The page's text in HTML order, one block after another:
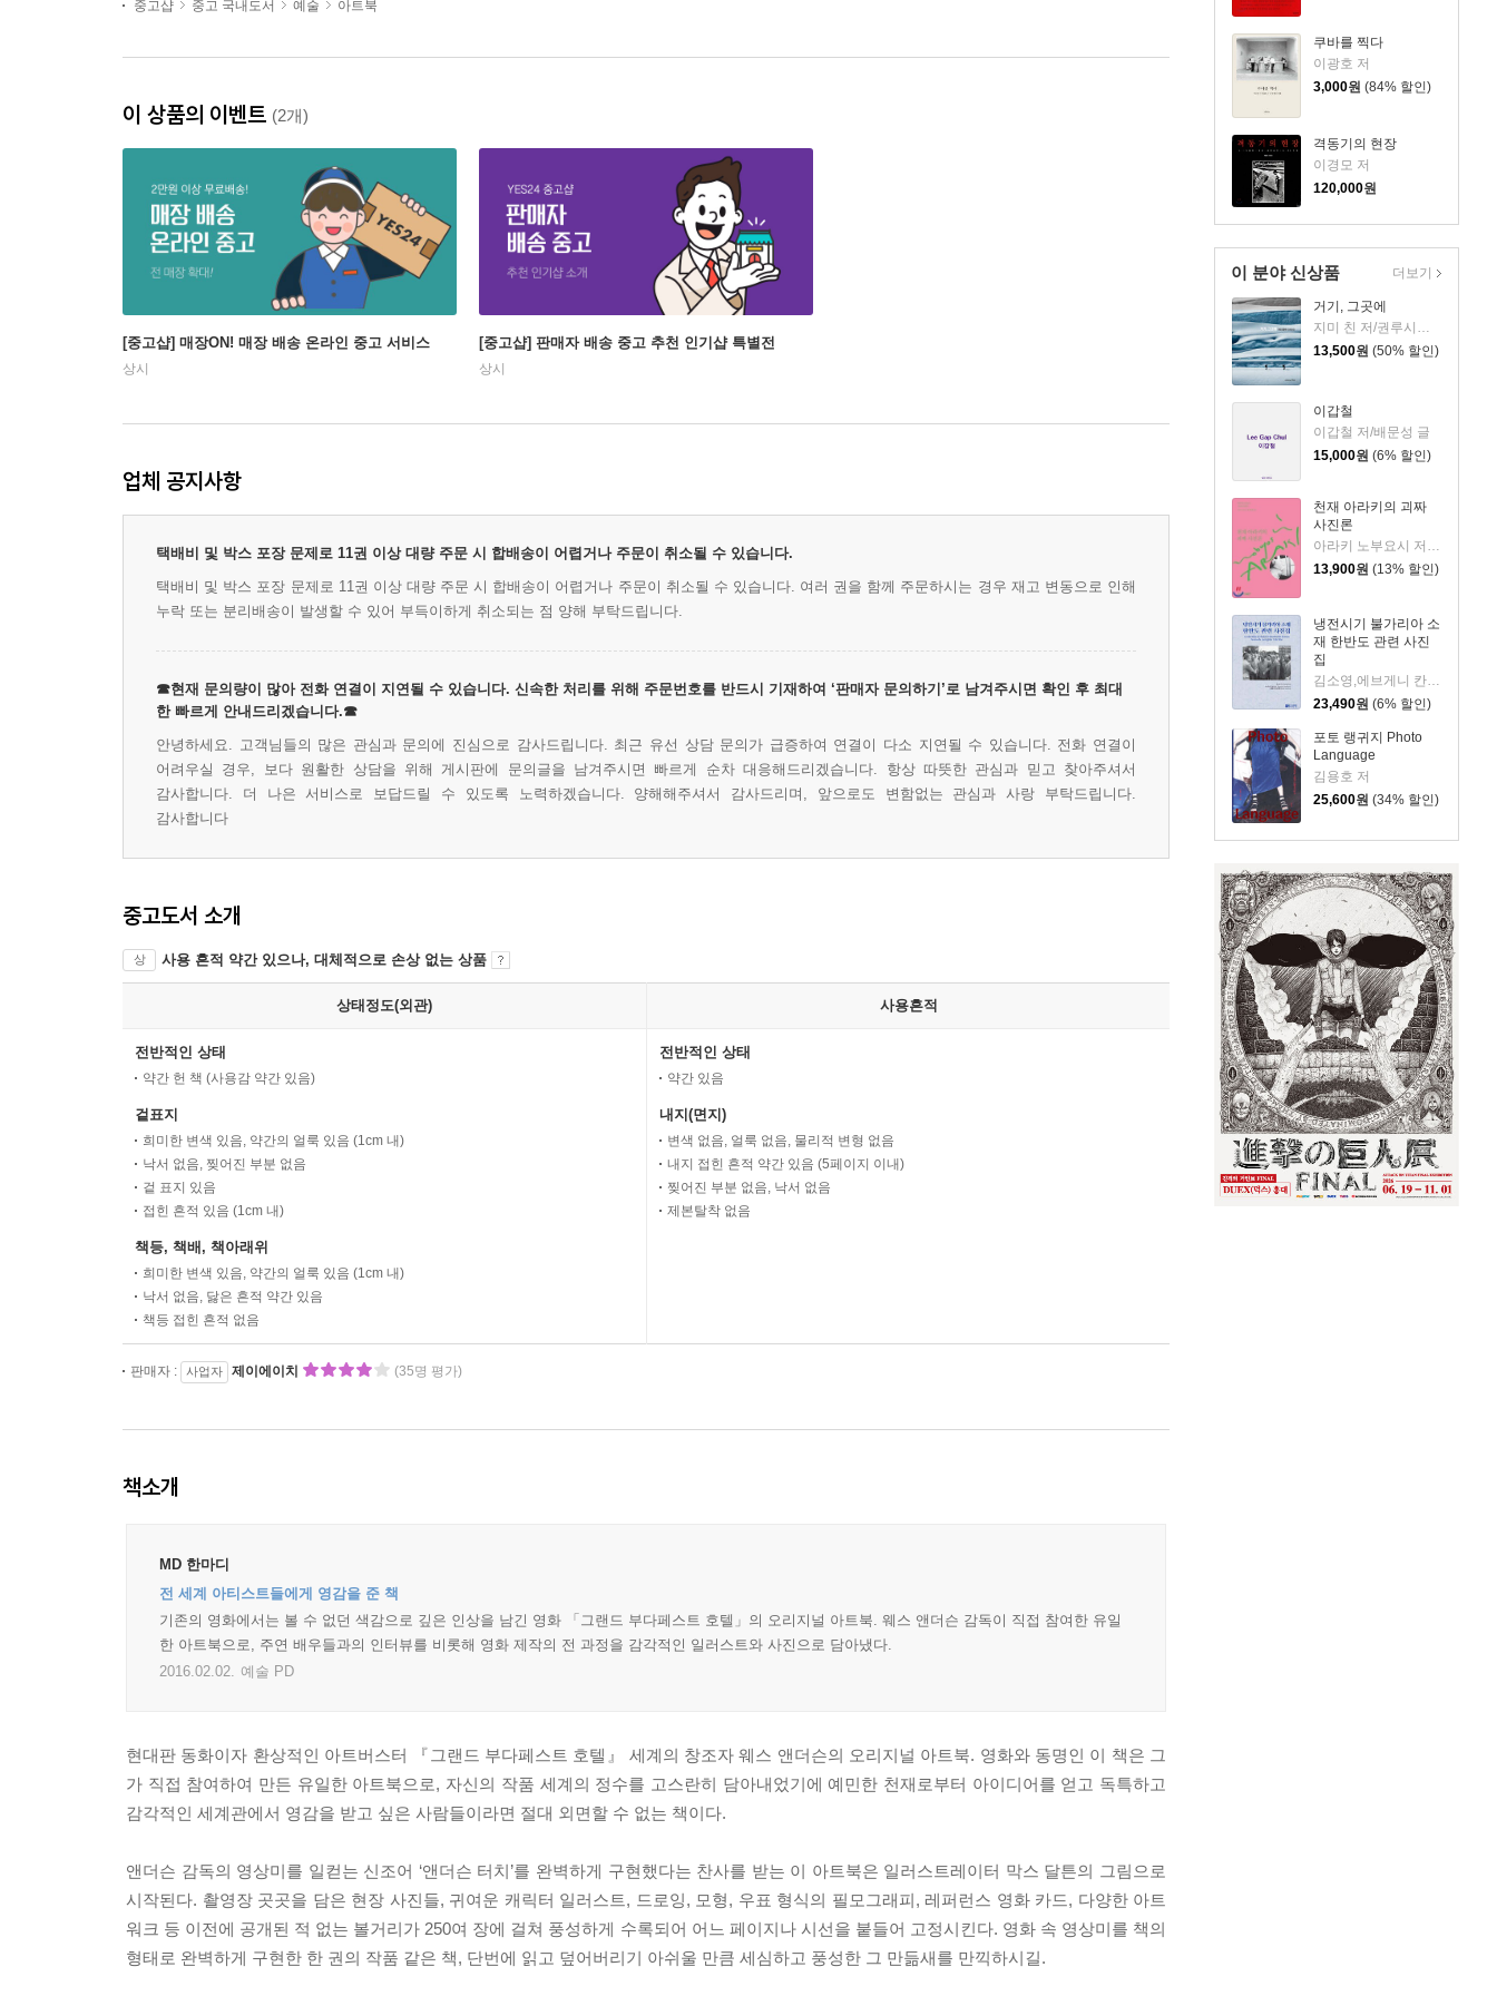
쿠바를 찍다
이광호 저
3,000원 (84% 할인)
격동기의 현장
이경모 저
120,000원
이 분야 신상품
거기, 그곳에
13,500원 (50% 할인)
이갑철
이갑철 저/배문성 글
15,000원 (6% 할인)
천재 아라키의 괴짜
사진론
아라키 노부요시 저/백창흠 역
13,900원 (13% 할인)
냉전시기 불가리아 소
재 한반도 관련 사진
집
김소영,에브게니 칸딜라로프,스베틀라 커르테바 저
23,490원 (6% 할인)
포토 랭귀지 Photo
Language
김용호 저
25,600원 (34% 할인)
더보기
중고샵
중고 국내도서 예술 아트북
이 상품의 이벤트 (2개)
[중고샵] 매장ON! 매장 배송 온라인 중고 서비스
상시
[중고샵] 판매자 배송 중고 추천 인기샵 특별전
상시
업체 공지사항
택배비 및 박스 포장 문제로 11권 이상 대량 주문 시 합배송이 어렵거나 주문이 취소될 수 있습니다.
택배비 및 박스 포장 문제로 11권 이상 대량 주문 시 합배송이 어렵거나 주문이 취소될 수 있습니다. 여러 권을 함께 주문하시는 경우 재고 변동으로 인해
누락 또는 분리배송이 발생할 수 있어 부득이하게 취소되는 점 양해 부탁드립니다.
☎현재 문의량이 많아 전화 연결이 지연될 수 있습니다. 신속한 처리를 위해 주문번호를 반드시 기재하여 ‘판매자 문의하기’로 남겨주시면 확인 후 최대
한 빠르게 안내드리겠습니다.☎
안녕하세요. 고객님들의 많은 관심과 문의에 진심으로 감사드립니다. 최근 유선 상담 문의가 급증하여 연결이 다소 지연될 수 있습니다. 전화 연결이
어려우실 경우, 보다 원활한 상담을 위해 게시판에 문의글을 남겨주시면 빠르게 순차 대응해드리겠습니다. 항상 따뜻한 관심과 믿고 찾아주셔서
감사합니다. 더 나은 서비스로 보답드릴 수 있도록 노력하겠습니다. 양해해주셔서 감사드리며, 앞으로도 변함없는 관심과 사랑 부탁드립니다.
감사합니다
중고도서 소개
상 사용 흔적 약간 있으나, 대체적으로 손상 없는 상품
상태정도(외관) 사용흔적
전반적인 상태
약간 헌 책 (사용감 약간 있음)
겉표지
희미한 변색 있음, 약간의 얼룩 있음 (1cm 내)
낙서 없음, 찢어진 부분 없음
겉 표지 있음
접힌 흔적 있음 (1cm 내)
책등, 책배, 책아래위
희미한 변색 있음, 약간의 얼룩 있음 (1cm 내)
낙서 없음, 닳은 흔적 약간 있음
책등 접힌 흔적 없음
전반적인 상태
약간 있음
내지(면지)
변색 없음, 얼룩 없음, 물리적 변형 없음
내지 접힌 흔적 약간 있음 (5페이지 이내)
찢어진 부분 없음, 낙서 없음
제본탈착 없음
판매자 : 사업자 제이에이치 (35명 평가)
책소개
MD 한마디
전 세계 아티스트들에게 영감을 준 책
기존의 영화에서는 볼 수 없던 색감으로 깊은 인상을 남긴 영화 「그랜드 부다페스트 호텔」의 오리지널 아트북. 웨스 앤더슨 감독이 직접 참여한 유일
한 아트북으로, 주연 배우들과의 인터뷰를 비롯해 영화 제작의 전 과정을 감각적인 일러스트와 사진으로 담아냈다.
2016.02.02. 예술 PD
현대판 동화이자 환상적인 아트버스터 『그랜드 부다페스트 호텔』 세계의 창조자 웨스 앤더슨의 오리지널 아트북. 영화와 동명인 이 책은 그
가 직접 참여하여 만든 유일한 아트북으로, 자신의 작품 세계의 정수를 고스란히 담아내었기에 예민한 천재로부터 아이디어를 얻고 독특하고
감각적인 세계관에서 영감을 받고 싶은 사람들이라면 절대 외면할 수 없는 책이다.
앤더슨 감독의 영상미를 일컫는 신조어 ‘앤더슨 터치’를 완벽하게 구현했다는 찬사를 받는 이 아트북은 일러스트레이터 막스 달튼의 그림으로
시작된다. 촬영장 곳곳을 담은 현장 사진들, 귀여운 캐릭터 일러스트, 드로잉, 모형, 우표 형식의 필모그래피, 레퍼런스 영화 카드, 다양한 아트
워크 등 이전에 공개된 적 없는 볼거리가 250여 장에 걸쳐 풍성하게 수록되어 어느 페이지나 시선을 붙들어 고정시킨다. 영화 속 영상미를 책의
형태로 완벽하게 구현한 한 권의 작품 같은 책, 단번에 읽고 덮어버리기 아쉬울 만큼 세심하고 풍성한 그 만듦새를 만끽하시길.